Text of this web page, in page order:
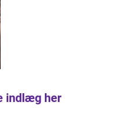
indlæg her